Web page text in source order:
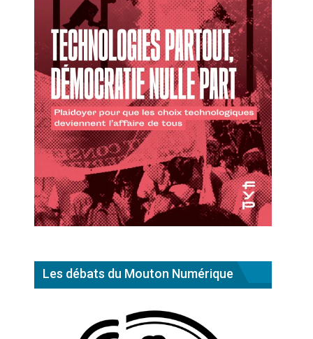
Les débats du Mouton Numérique